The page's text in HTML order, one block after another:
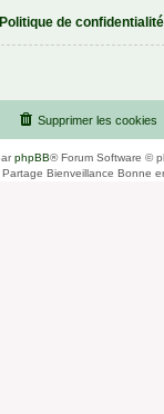
Politique de confidentialité
Supprimer les cookies
phpBB® Forum Software ©
Bienveillance Bonne